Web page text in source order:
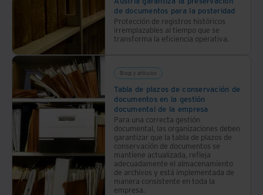
de documentos para la posteridad
Protección de registros históricos
irremplazables al tiempo que se
transforma la eficiencia operativa.
Blogs y artículos
Tabla de plazos de conservación de
documentos en la gestión
documental de la empresa
Para una correcta gestión
documental, las organizaciones deben
garantizar que la tabla de plazos de
conservación de documentos se
mantiene actualizada, refleja
adecuadamente el almacenamiento
de archivos y está implementada de
manera consistente en toda la
empresa.